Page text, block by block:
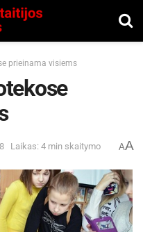
prieinama visiems
Laikas: 4 min skaitymo AA